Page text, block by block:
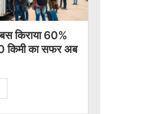
किराया 60%
किमी का सफर अब